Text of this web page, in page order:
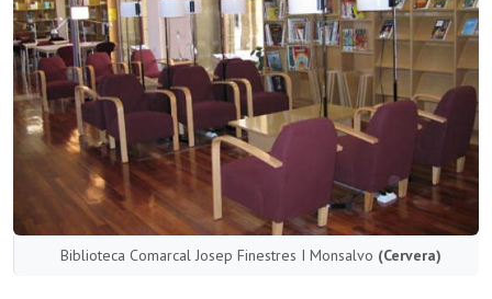
Biblioteca Comarcal Josep Finestres I Monsalvo (Cervera)